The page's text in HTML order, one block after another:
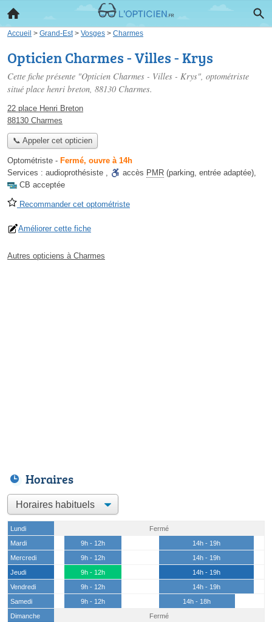
Accueil > Grand-Est> Vosges > Charmes
Opticien Charmes - Villes - Krys
Cette fiche présente "Opticien Charmes - Villes - Krys", optométriste
situé place henri breton, 88130 Charmes.
22 place Henri Breton
88130 Charmes
📞 Appeler cet opticien
Optométriste - Fermé, ouvre à 14h
Services : audioprothésiste , accès PMR (parking, entrée adaptée),
CB acceptée
Recommander cet optométriste
Améliorer cette fiche
Autres opticiens à Charmes
Horaires
Lundi
Fermé
Mardi
9h - 12h
14h - 19h
Mercredi
9h - 12h
14h - 19h
Jeudi
9h - 12h
14h - 19h
Vendredi
9h - 12h
14h - 19h
Samedi
9h - 12h
14h - 18h
Dimanche
Fermé